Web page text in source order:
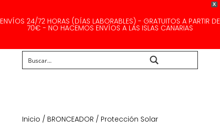
X
ENVÍOS 24/72 HORAS (DÍAS LABORABLES) - GRATUITOS A PARTIR DE
70€ - NO HACEMOS ENVÍOS A LAS ISLAS CANARIAS
Inicio / BRONCEADOR / Protección Solar